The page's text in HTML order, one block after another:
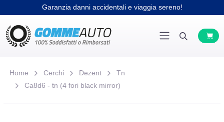
Garanzia danni accidentali e viaggia sereno!
Home Cerchi Dezent
Tn
Ca8d6 - tn (4 fori black mirror)